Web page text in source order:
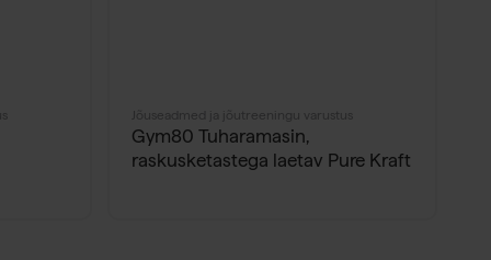
Jõuseadmed ja jõutreeningu varustus
Gym80 Tuharamasin,
raskusketastega laetav Pure Kraft